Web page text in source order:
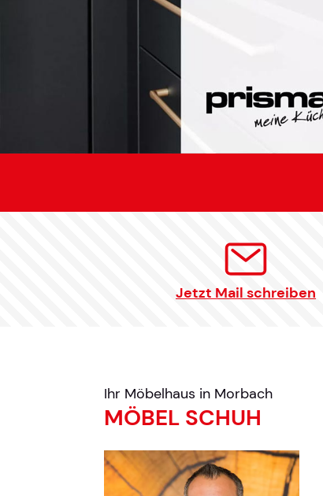
Jetzt Mail schreiben
Ihr Möbelhaus in Morbach
MÖBEL SCHUH